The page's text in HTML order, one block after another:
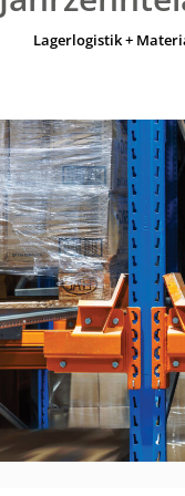
senkt und durch bessere
Verfügbarkeit verspricht.
Adairsville (Georgia) mit
Lagerlogistik +